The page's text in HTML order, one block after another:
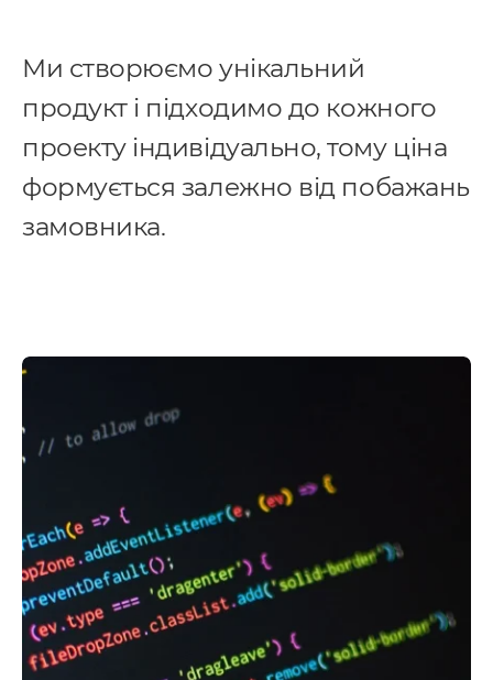
Ми створюємо унікальний
продукт і підходимо до кожного
проекту індивідуально, тому ціна
формується залежно від побажань
замовника.